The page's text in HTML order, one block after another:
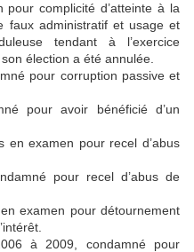
complicité d’atteinte à la
faux administratif et usage et
tendant à l’exercice
élection a été annulée.
pour corruption passive et
pour avoir bénéficié d’un
en examen pour recel d’abus
pour recel d’abus de
examen pour détournement
à 2009, condamné pour